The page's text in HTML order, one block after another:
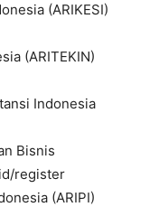
(ARIKESI)
(ARITEKIN)
Indonesia
Bisnis
register
(ARIPI)